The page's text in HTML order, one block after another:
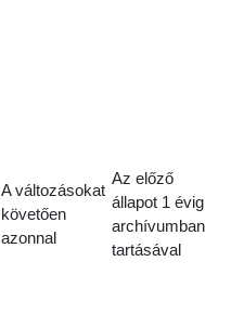
A változásokat
követően
azonnal
Az előző
állapot 1 évig
archívumban
tartásával